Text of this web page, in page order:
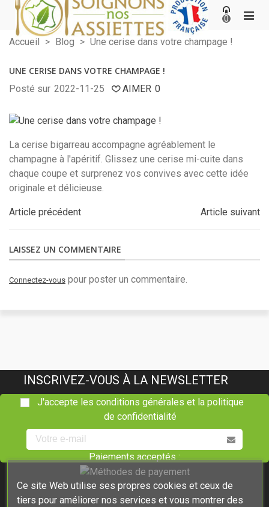
0
Accueil > Blog > Une cerise dans votre champage !
UNE CERISE DANS VOTRE CHAMPAGE !
Posté sur 2022-11-25 AIMER 0
La cerise bigarreau accompagne agréablement le
champagne à l'apéritif. Glissez une cerise mi-cuite dans
chaque coupe et surprenez vos convives avec cette idée
originale et délicieuse.
Article précédent Article suivant
LAISSEZ UN COMMENTAIRE
Connectez-vous pour poster un commentaire.
INSCRIVEZ-VOUS À LA NEWSLETTER
J'accepte les conditions générales et la politique
de confidentialité
Paiements acceptés :
Ce site Web utilise ses propres cookies et ceux de
tiers pour améliorer nos services et vous montrer des